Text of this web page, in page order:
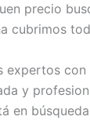
precio
cubrimos
expertos
y
en